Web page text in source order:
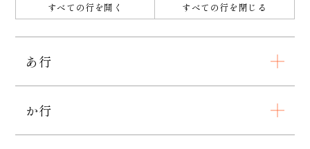
すべての行を開く すべての行を閉じる
あ行
か行